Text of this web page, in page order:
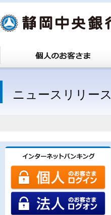
ニュースリリース